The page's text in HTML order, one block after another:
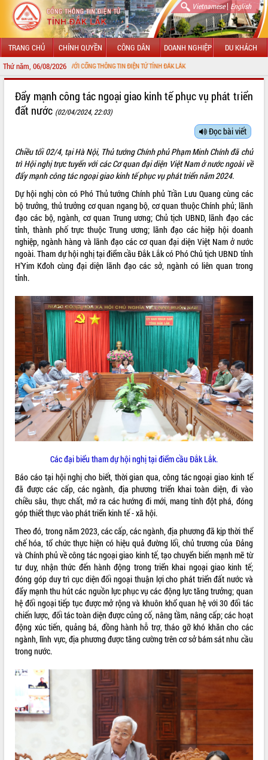
Vietnamese| English
TRANG CHỦ CHÍNH QUYỀN CÔNG DÂN DOANH NGHIỆP DU KHÁCH
Thứ năm, 06/08/2026
MỪNG ĐẾN VỚI CỔNG THÔNG TIN ĐIỆN TỬ TỈNH ĐẮK LẮK
LÃNH ĐẠO UBND TỈNH
SỞ, BAN, NGÀNH
THÔNG TIN CHỈ ĐẠO ĐIỀU HÀNH
HỆ THỐNG VĂN BẢN
VĂN BẢN HĐND TỈNH
QUY HOẠCH - KẾ HOẠCH
VIDEO
Không có file video nào để phát.
ALBUM ẢNH
LIÊN KẾT WEB
Đẩy mạnh công tác ngoại giao kinh tế phục vụ phát triển
đất nước (02/04/2024, 22:03)
Đọc bài viết
Chiều tối 02/4, tại Hà Nội, Thủ tướng Chính phủ Phạm Minh Chính đã chủ
trì Hội nghị trực tuyến với các Cơ quan đại diện Việt Nam ở nước ngoài về
đẩy mạnh công tác ngoại giao kinh tế phục vụ phát triển năm 2024.
Dự hội nghị còn có Phó Thủ tướng Chính phủ Trần Lưu Quang cùng các
bộ trưởng, thủ trưởng cơ quan ngang bộ, cơ quan thuộc Chính phủ; lãnh
đạo các bộ, ngành, cơ quan Trung ương; Chủ tịch UBND, lãnh đạo các
tỉnh, thành phố trực thuộc Trung ương; lãnh đạo các hiệp hội doanh
nghiệp, ngành hàng và lãnh đạo các cơ quan đại diện Việt Nam ở nước
ngoài. Tham dự hội nghị tại điểm cầu Đắk Lắk có Phó Chủ tịch UBND tỉnh
H’Yim Kđoh cùng đại diện lãnh đạo các sở, ngành có liên quan trong
tỉnh.
Các đại biểu tham dự hội nghị tại điểm cầu Đắk Lắk.
Báo cáo tại hội nghị cho biết, thời gian qua, công tác ngoại giao kinh tế
đã được các cấp, các ngành, địa phương triển khai toàn diện, đi vào
chiều sâu, thực chất, mở ra các hướng đi mới, mang tính đột phá, đóng
góp thiết thực vào phát triển kinh tế - xã hội.
Theo đó, trong năm 2023, các cấp, các ngành, địa phương đã kịp thời thể
chế hóa, tổ chức thực hiện có hiệu quả đường lối, chủ trương của Đảng
và Chính phủ về công tác ngoại giao kinh tế, tạo chuyển biến mạnh mẽ từ
tư duy, nhận thức đến hành động trong triển khai ngoại giao kinh tế;
đóng góp duy trì cục diện đối ngoại thuận lợi cho phát triển đất nước và
đẩy mạnh thu hút các nguồn lực phục vụ các động lực tăng trưởng; quan
hệ đối ngoại tiếp tục được mở rộng và khuôn khổ quan hệ với 30 đối tác
chiến lược, đối tác toàn diện được củng cố, nâng tầm, nâng cấp; các hoạt
động xúc tiến, quảng bá, đồng hành hỗ trợ, tháo gỡ khó khăn cho các
ngành, lĩnh vực, địa phương được tăng cường trên cơ sở bám sát nhu cầu
trong nước.